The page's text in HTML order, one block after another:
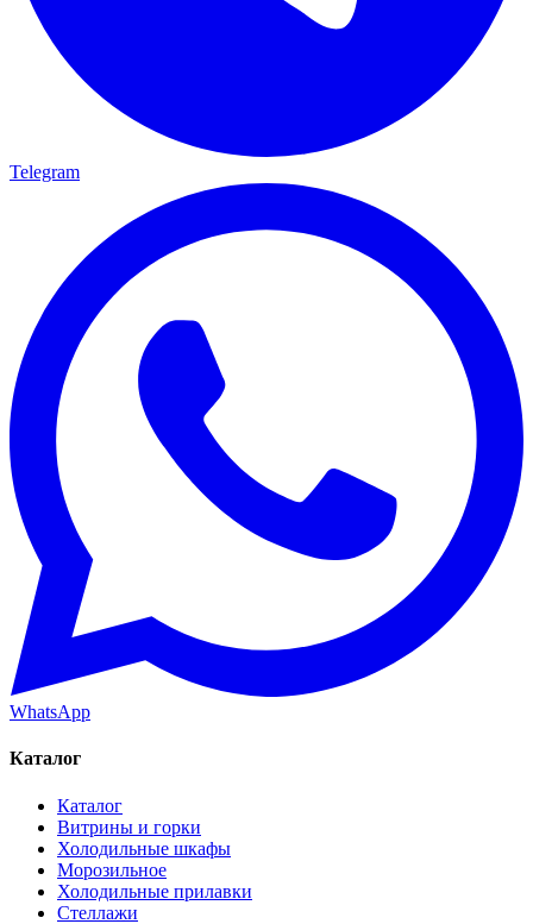
Telegram
WhatsApp
Каталог
Каталог
Витрины и горки
Холодильные шкафы
Морозильное
Холодильные прилавки
Стеллажи